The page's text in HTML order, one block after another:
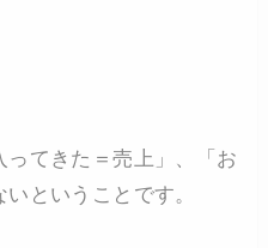
てきた＝売上」、「お
ということです。